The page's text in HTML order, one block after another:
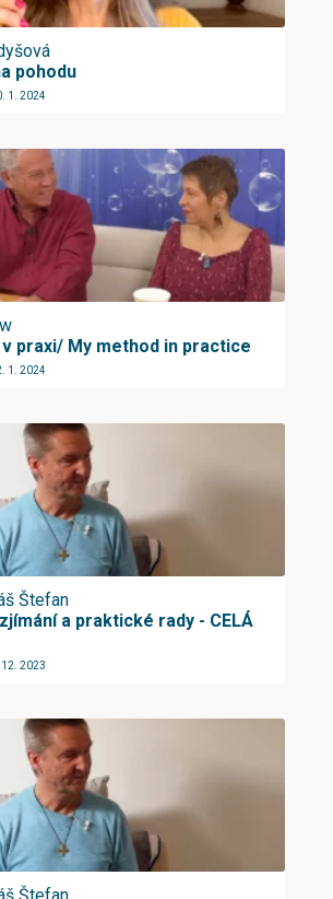
pohodu
1. 2024
praxi/ My method in practice
1. 2024
Štefan
a praktické rady - CELÁ
2023